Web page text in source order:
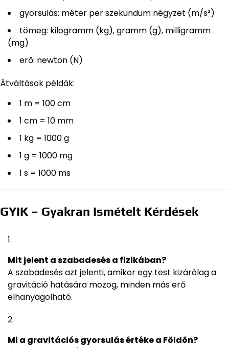
gyorsulás: méter per szekundum négyzet (m/s²)
tömeg: kilogramm (kg), gramm (g), milligramm
(mg)
erő: newton (N)
Átváltások példák:
1 m = 100 cm
1 cm = 10 mm
1 kg = 1000 g
1 g = 1000 mg
1 s = 1000 ms
GYIK – Gyakran Ismételt Kérdések
Mit jelent a szabadesés a fizikában?
A szabadesés azt jelenti, amikor egy test kizárólag a
gravitáció hatására mozog, minden más erő
elhanyagolható.
Mi a gravitációs gyorsulás értéke a Földön?